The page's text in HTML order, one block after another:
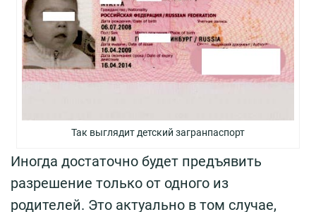
Так выглядит детский загранпаспорт
Иногда достаточно будет предъявить
разрешение только от одного из
родителей. Это актуально в том случае,